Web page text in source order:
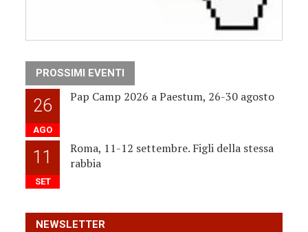
PROSSIMI EVENTI
26
AGO
Pap Camp 2026 a Paestum, 26-30 agosto
11
SET
Roma, 11-12 settembre. Figli della stessa
rabbia
NEWSLETTER